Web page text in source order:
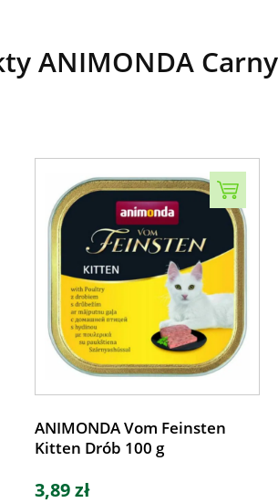
ANIMONDA
ANIMONDA Vom Feinsten
Kitten Drób 100 g
3,89 zł